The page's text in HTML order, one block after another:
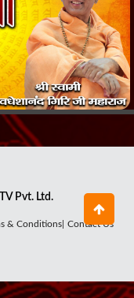
Pvt. Ltd.
& Conditions| Contact Us